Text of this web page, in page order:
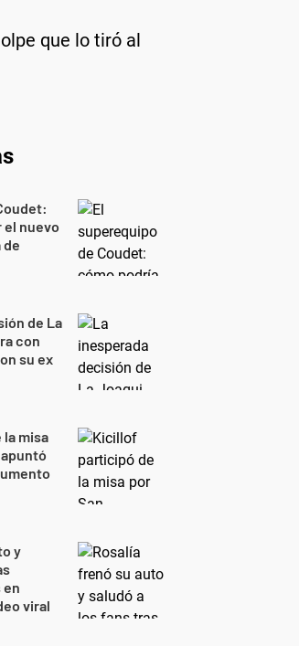
que lo tiró al
el nuevo
de
de La
con
su ex
misa
y
en
viral